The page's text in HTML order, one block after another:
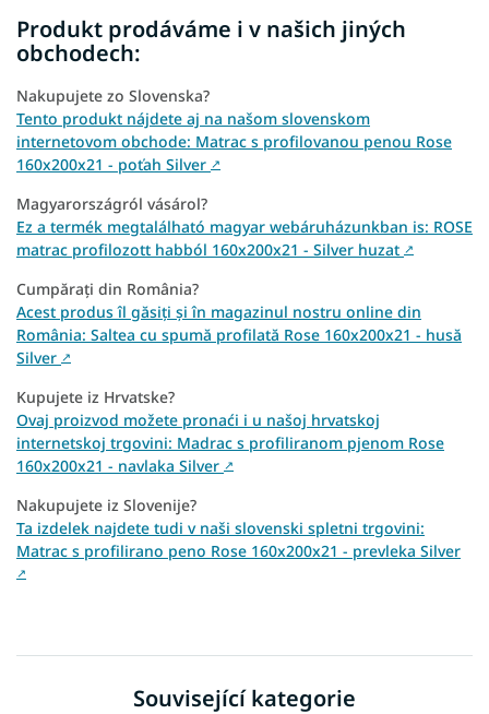
Produkt prodáváme i v našich jiných
obchodech:
Nakupujete zo Slovenska?
Tento produkt nájdete aj na našom slovenskom
internetovom obchode: Matrac s profilovanou penou Rose
160x200x21 - poťah Silver ↗
Magyarországról vásárol?
Ez a termék megtalálható magyar webáruházunkban is: ROSE
matrac profilozott habból 160x200x21 - Silver huzat ↗
Cumpărați din România?
Acest produs îl găsiți și în magazinul nostru online din
România: Saltea cu spumă profilată Rose 160x200x21 - husă
Silver ↗
Kupujete iz Hrvatske?
Ovaj proizvod možete pronaći i u našoj hrvatskoj
internetskoj trgovini: Madrac s profiliranom pjenom Rose
160x200x21 - navlaka Silver ↗
Nakupujete iz Slovenije?
Ta izdelek najdete tudi v naši slovenski spletni trgovini:
Matrac s profilirano peno Rose 160x200x21 - prevleka Silver
↗
Související kategorie